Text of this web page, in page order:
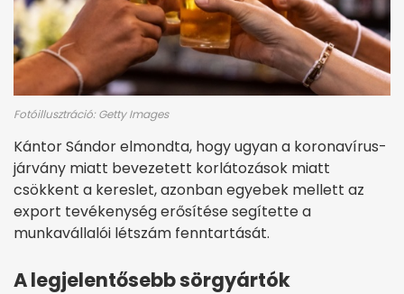
Fotóillusztráció: Getty Images
Kántor Sándor elmondta, hogy ugyan a koronavírus-
járvány miatt bevezetett korlátozások miatt
csökkent a kereslet, azonban egyebek mellett az
export tevékenység erősítése segítette a
munkavállalói létszám fenntartását.
A legjelentősebb sörgyártók